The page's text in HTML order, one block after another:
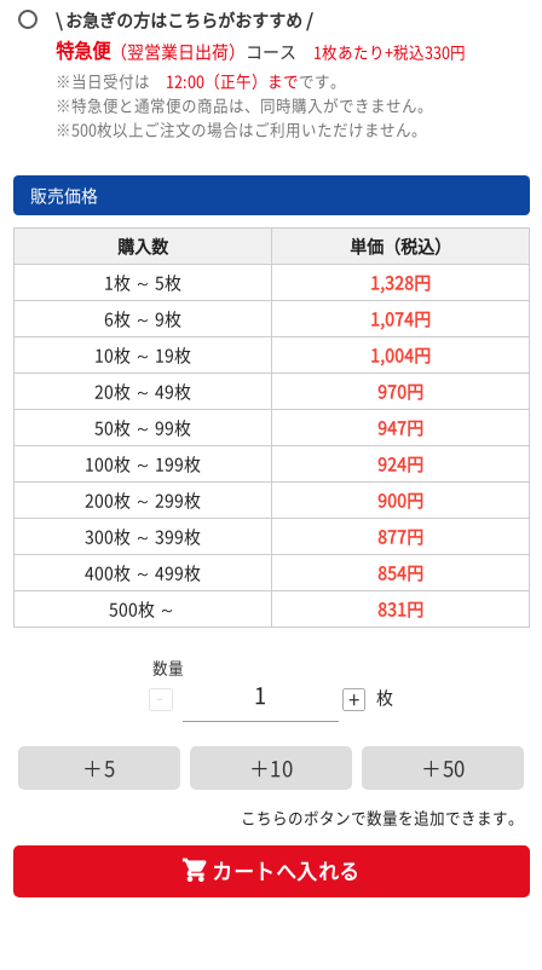
\ お急ぎの方はこちらがおすすめ /
特急便（翌営業日出荷） コース
1枚あたり+税込330円
※当日受付は 12:00（正午）までです。
※特急便と通常便の商品は、同時購入ができません。
※500枚以上ご注文の場合はご利用いただけません。
販売価格
購入数
単価（税込）
1枚 ～ 5枚
1,328円
6枚 ～ 9枚
1,074円
10枚 ～ 19枚
1,004円
20枚 ～ 49枚
970円
50枚 ～ 99枚
947円
100枚 ～ 199枚
924円
200枚 ～ 299枚
900円
300枚 ～ 399枚
877円
400枚 ～ 499枚
854円
500枚 ～ 831円
-
数量
+ 枚
＋5 ＋10 ＋50
こちらのボタンで数量を追加できます。
カートへ入れる